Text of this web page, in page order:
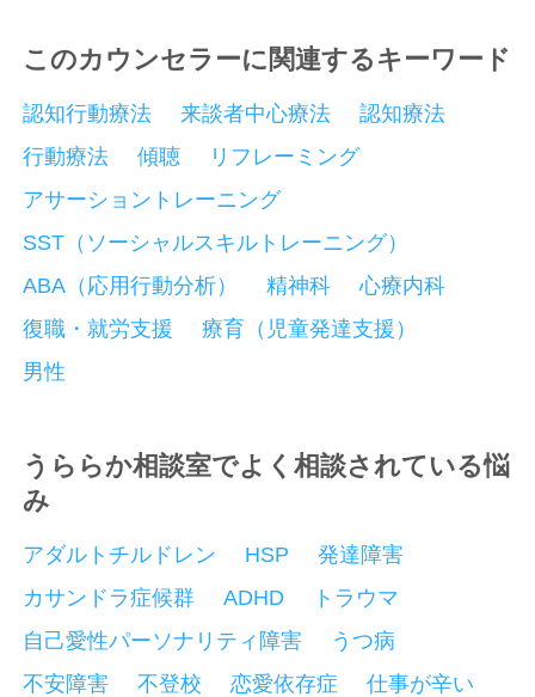
このカウンセラーに関連するキーワード
認知行動療法 来談者中心療法
認知療法
行動療法
傾聴
リフレーミング
アサーショントレーニング
SST（ソーシャルスキルトレーニング）
ABA（応用行動分析）
精神科
心療内科
復職・就労支援
療育（児童発達支援）
男性
うららか相談室でよく相談されている悩
み
アダルトチルドレン HSP
発達障害
カサンドラ症候群
ADHD
トラウマ
自己愛性パーソナリティ障害
うつ病
不安障害
不登校 恋愛依存症
仕事が辛い